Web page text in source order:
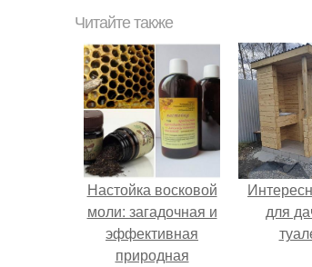
Читайте также
Настойка восковой
моли: загадочная и
эффективная
природная
для